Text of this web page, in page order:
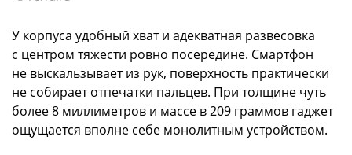
У корпуса удобный хват и адекватная развесовка
с центром тяжести ровно посередине. Смартфон
не выскальзывает из рук, поверхность практически
не собирает отпечатки пальцев. При толщине чуть
более 8 миллиметров и массе в 209 граммов гаджет
ощущается вполне себе монолитным устройством.